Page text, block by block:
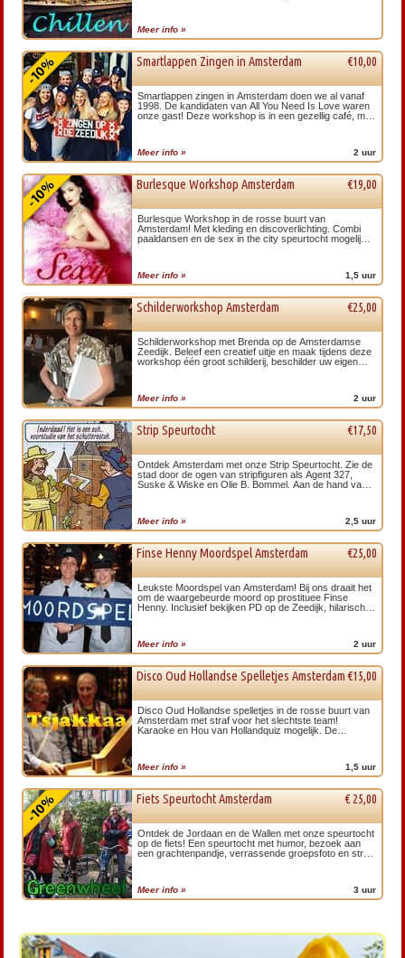
Meer info »
Smartlappen Zingen in Amsterdam €10,00
Smartlappen zingen in Amsterdam doen we al vanaf
1998. De kandidaten van All You Need Is Love waren
onze gast! Deze workshop is in een gezellig café, met
Meer info » 2 uur
Burlesque Workshop Amsterdam €19,00
Burlesque Workshop in de rosse buurt van
Amsterdam! Met kleding en discoverlichting. Combi
paaldansen en de sex in the city speurtocht mogelijk.
Meer info » 1,5 uur
Schilderworkshop Amsterdam €25,00
Schilderworkshop met Brenda op de Amsterdamse
Zeedijk. Beleef een creatief uitje en maak tijdens deze
workshop één groot schilderij, beschilder uw eigen
Meer info » 2 uur
Strip Speurtocht €17,50
Ontdek Amsterdam met onze Strip Speurtocht. Zie de
stad door de ogen van stripfiguren als Agent 327,
Suske & Wiske en Olie B. Bommel. Aan de hand van
Meer info » 2,5 uur
Finse Henny Moordspel Amsterdam €25,00
Leukste Moordspel van Amsterdam! Bij ons draait het
om de waargebeurde moord op prostituee Finse
Henny. Inclusief bekijken PD op de Zeedijk, hilarisch
Meer info » 2 uur
Disco Oud Hollandse Spelletjes Amsterdam€15,00
Disco Oud Hollandse spelletjes in de rosse buurt van
Amsterdam met straf voor het slechtste team!
Karaoke en Hou van Hollandquiz mogelijk. De
Meer info » 1,5 uur
Fiets Speurtocht Amsterdam € 25,00
Ontdek de Jordaan en de Wallen met onze speurtocht
op de fiets! Een speurtocht met humor, bezoek aan
een grachtenpandje, verrassende groepsfoto en straf
Meer info » 3 uur